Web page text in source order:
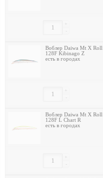
-
+
Воблер Daiwa Mt X Roll
128F Kibinago Z
есть в городах
-
+
Воблер Daiwa Mt X Roll
128F L Chart R
есть в городах
-
+